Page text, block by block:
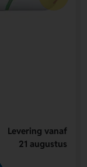
Levering vanaf
21 augustus